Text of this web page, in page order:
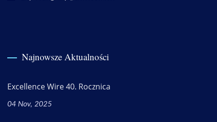
Najnowsze Aktualności
Excellence Wire 40. Rocznica
04 Nov, 2025